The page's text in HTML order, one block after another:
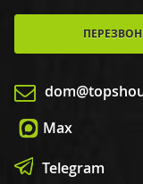
Max
Telegram